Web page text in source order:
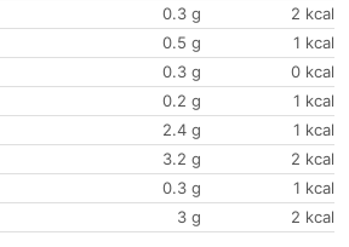
0.3 g
2 kcal
0.5 g
1 kcal
0.3 g
0 kcal
0.2 g
1 kcal
2.4 g
1 kcal
3.2 g
2 kcal
0.3 g
1 kcal
3 g 2 kcal